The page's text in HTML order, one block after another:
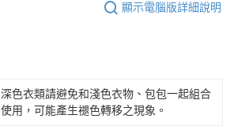
顯示電腦版詳細說明
深色衣類請避免和淺色衣物、包包一起組合
使用，可能產生褪色轉移之現象。